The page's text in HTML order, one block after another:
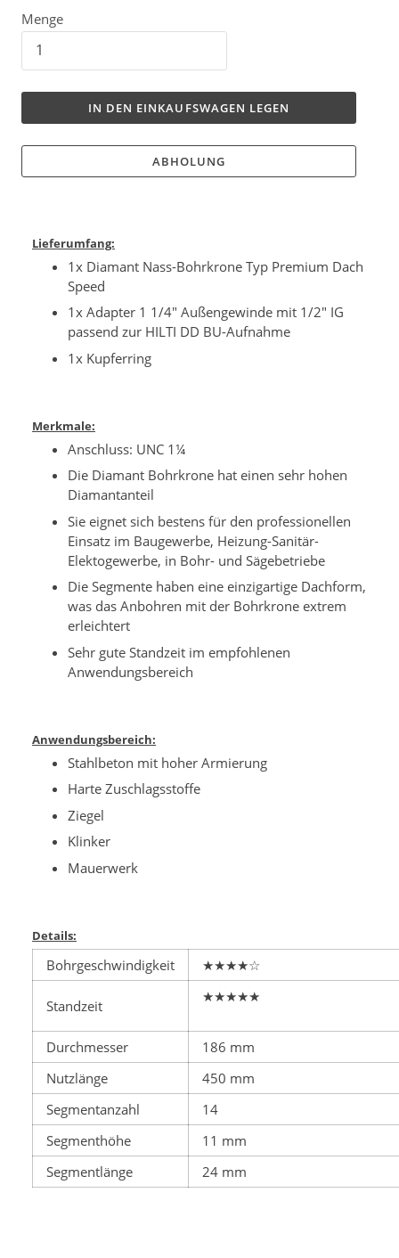
Menge
IN DEN EINKAUFSWAGEN LEGEN
ABHOLUNG
Lieferumfang:
1x Diamant Nass-Bohrkrone Typ Premium Dach
Speed
1x Adapter 1 1/4" Außengewinde mit 1/2" IG
passend zur HILTI DD BU-Aufnahme
1x Kupferring
Merkmale:
Anschluss: UNC 1¼
Die Diamant Bohrkrone hat einen sehr hohen
Diamantanteil
Sie eignet sich bestens für den professionellen
Einsatz im Baugewerbe, Heizung-Sanitär-
Elektogewerbe, in Bohr- und Sägebetriebe
Die Segmente haben eine einzigartige Dachform,
was das Anbohren mit der Bohrkrone extrem
erleichtert
Sehr gute Standzeit im empfohlenen
Anwendungsbereich
Anwendungsbereich:
Stahlbeton mit hoher Armierung
Harte Zuschlagsstoffe
Ziegel
Klinker
Mauerwerk
Details:
Bohrgeschwindigkeit ★★★★☆
Standzeit
★★★★★
Durchmesser
186 mm
Nutzlänge
450 mm
Segmentanzahl
14
Segmenthöhe
11 mm
Segmentlänge
24 mm